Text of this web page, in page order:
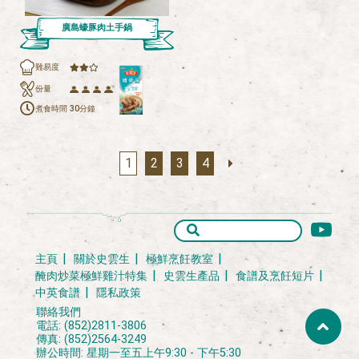
廣島蠔豚肉土手鍋
難易度
份量
煮食時間 30分鐘
1 2 3 4
主頁 關於史雲生
極鮮烹飪教室
醃肉炒菜極鮮雞汁特集
史雲生產品
食譜及烹飪短片
中英食譜
隱私政策
聯絡我們
電話: (852)2811-3806
傳真: (852)2564-3249
辦公時間: 星期一至五上午9:30 - 下午5:30